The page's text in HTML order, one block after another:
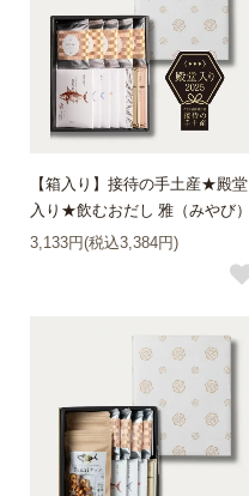
【箱入り】接待の手土産★殿堂
入り★飲むおだし 雅（みやび）
3,133円(税込3,384円)